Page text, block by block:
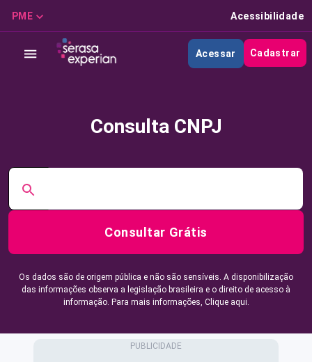
PME Acessibilidade
Acessar Cadastrar
Consulta CNPJ
Consultar Grátis
Os dados são de origem pública e não são sensíveis. A disponibilização
das informações observa a legislação brasileira e o direito de acesso à
informação. Para mais informações, Clique aqui.